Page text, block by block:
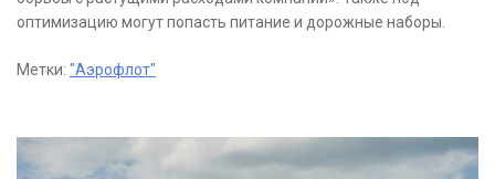
оптимизацию могут попасть питание и дорожные наборы.
Метки: "Аэрофлот"